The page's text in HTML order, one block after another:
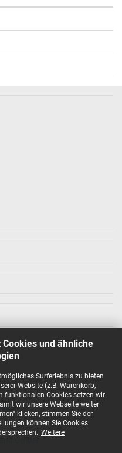
und ähnliche
Surferlebnis zu bieten
Website (z.B. Warenkorb,
funktionalen Cookies setzen wir
wir unsere Webseite weiter
klicken, stimmen Sie der
können Sie Cookies
Weitere